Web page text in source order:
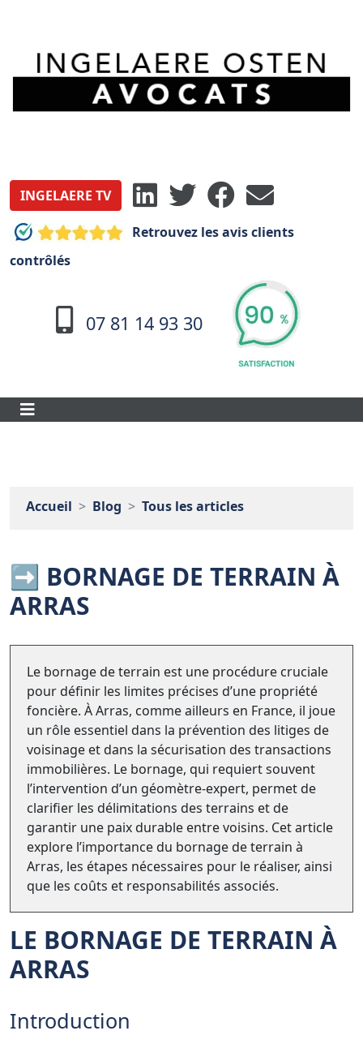
INGELAERE TV
Retrouvez les avis clients
contrôlés
07 81 14 93 30
Accueil Blog Tous les articles
➡️ BORNAGE DE TERRAIN À
ARRAS
Le bornage de terrain est une procédure cruciale
pour définir les limites précises d’une propriété
foncière. À Arras, comme ailleurs en France, il joue
un rôle essentiel dans la prévention des litiges de
voisinage et dans la sécurisation des transactions
immobilières. Le bornage, qui requiert souvent
l’intervention d’un géomètre-expert, permet de
clarifier les délimitations des terrains et de
garantir une paix durable entre voisins. Cet article
explore l’importance du bornage de terrain à
Arras, les étapes nécessaires pour le réaliser, ainsi
que les coûts et responsabilités associés.
LE BORNAGE DE TERRAIN À
ARRAS
Introduction